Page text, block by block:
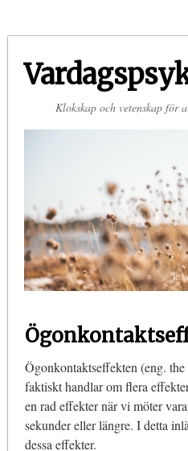
KONTAKT
Klokskap och vetenskap för
Ögonkontaktseffekten (eng.
faktiskt handlar om flera
en rad effekter när vi möter
sekunder eller längre. I detta
dessa effekter.